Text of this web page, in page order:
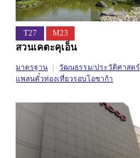
T27 M23
สวนเคตะคุเอ็น
มาตรฐาน
วัฒนธรรม/ประวัติศาสตร์
แพลนตั๋วท่องเที่ยวรอบโอซาก้า